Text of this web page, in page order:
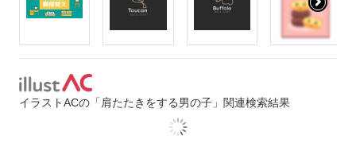
イラストACの「肩たたきをする男の子」関連検索結果